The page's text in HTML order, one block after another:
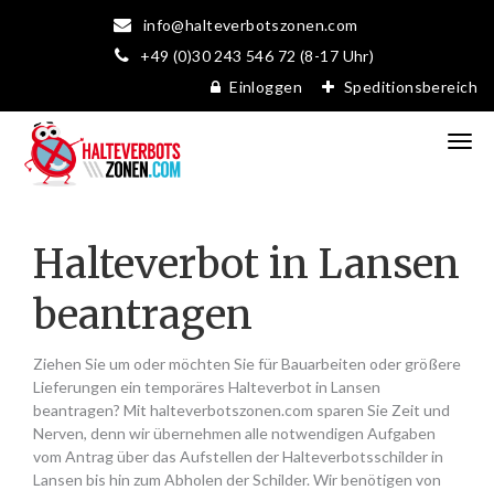
info@halteverbotszonen.com
+49 (0)30 243 546 72 (8-17 Uhr)
Einloggen
Speditionsbereich
Halteverbot in Lansen
beantragen
Ziehen Sie um oder möchten Sie für Bauarbeiten oder größere
Lieferungen ein temporäres Halteverbot in Lansen
beantragen? Mit halteverbotszonen.com sparen Sie Zeit und
Nerven, denn wir übernehmen alle notwendigen Aufgaben
vom Antrag über das Aufstellen der Halteverbotsschilder in
Lansen bis hin zum Abholen der Schilder. Wir benötigen von